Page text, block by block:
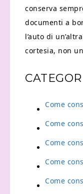
conserva
documenti a
l’auto di
cortesia, non
Come
Come
Come
Come
Come